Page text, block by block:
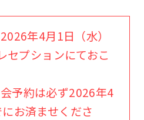
年4月1日（水）
セプションにておこ
予約は必ず2026年4
お済ませくださ